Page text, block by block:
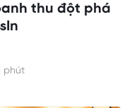
thu đột phá
phút